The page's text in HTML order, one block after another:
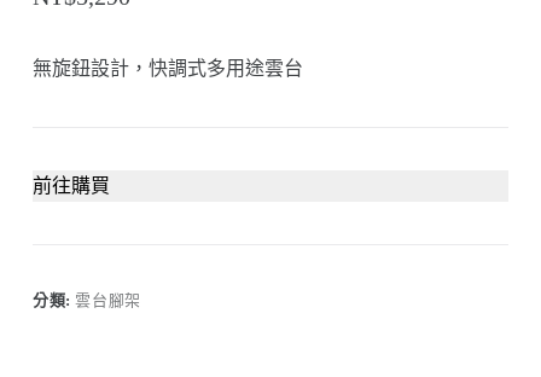
無旋鈕設計，快調式多用途雲台
前往購買
分類:雲台腳架